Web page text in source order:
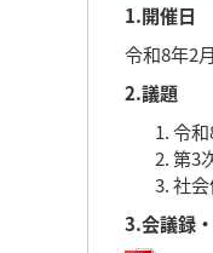
1.開催日
令和8年2
2.議題
令
第3
社
3.会議録